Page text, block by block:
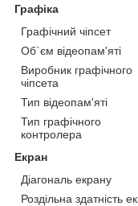
Графіка
Графічний чіпсет
Об`єм відеопам'яті
Виробник графічного
чіпсета
Тип відеопам'яті
Тип графічного
контролера
Екран
Діагональ екрану
Роздільна здатність